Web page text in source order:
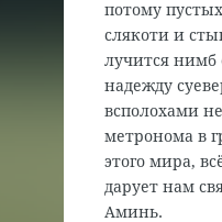
потому
слякоти и
лучится нимб
надежду
всполохами
метронома в
этого мира,
дарует нам
Аминь.